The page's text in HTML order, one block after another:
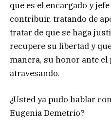
que es el encargado y
contribuir, tratando de
tratar de que se haga
recupere su libertad y
manera, su honor ante
atravesando.
¿Usted ya pudo hablar
Eugenia Demetrio?